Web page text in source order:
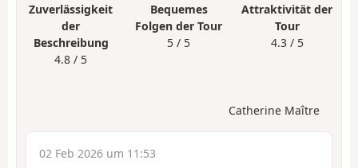
Zuverlässigkeit
der
Beschreibung
4.8 / 5
Bequemes
Folgen der Tour
5 / 5
Attraktivität der
Tour
4.3 / 5
Catherine Maître
02 Feb 2026 um 11:53